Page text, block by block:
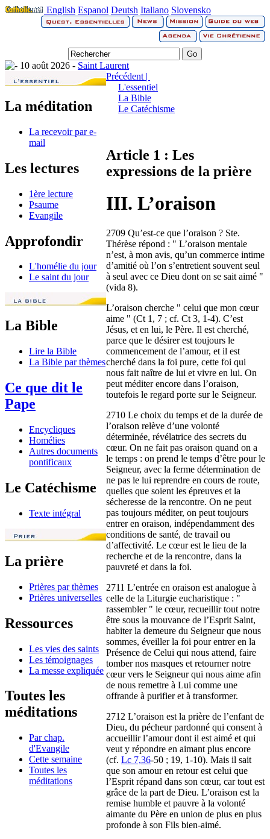
English Espanol Deutsh Italiano Slovensko
10 août 2026 - Saint Laurent
La méditation
La recevoir par e-
mail
Les lectures
1ère lecture
Psaume
Evangile
Approfondir
L'homélie du jour
Le saint du jour
La Bible
Lire la Bible
La Bible par thèmes
Ce que dit le
Pape
Encycliques
Homélies
Autres documents
pontificaux
Le Catéchisme
Texte intégral
La prière
Prières par thèmes
Prières universelles
Ressources
Les vies des saints
Les témoignages
La messe expliquée
Toutes les
méditations
Par chap.
d'Evangile
Cette semaine
Toutes les
méditations
Précédent |
L'essentiel
La Bible
Le Catéchisme
Article 1 : Les
expressions de la prière
III. L’oraison
2709 Qu’est-ce que l’oraison ? Ste.
Thérèse répond : " L’oraison mentale
n’est, à mon avis, qu’un commerce intime
d’amitié où l’on s’entretient souvent seul
à seul avec ce Dieu dont on se sait aimé "
(vida 8).
L’oraison cherche " celui que mon cœur
aime " (Ct 1, 7 ; cf. Ct 3, 1-4). C’est
Jésus, et en lui, le Père. Il est cherché,
parce que le désirer est toujours le
commencement de l’amour, et il est
cherché dans la foi pure, cette foi qui
nous fait naître de lui et vivre en lui. On
peut méditer encore dans l’oraison,
toutefois le regard porte sur le Seigneur.
2710 Le choix du temps et de la durée de
l’oraison relève d’une volonté
déterminée, révélatrice des secrets du
cœur. On ne fait pas oraison quand on a
le temps : on prend le temps d’être pour le
Seigneur, avec la ferme détermination de
ne pas le lui reprendre en cours de route,
quelles que soient les épreuves et la
sécheresse de la rencontre. On ne peut
pas toujours méditer, on peut toujours
entrer en oraison, indépendamment des
conditions de santé, de travail ou
d’affectivité. Le cœur est le lieu de la
recherche et de la rencontre, dans la
pauvreté et dans la foi.
2711 L’entrée en oraison est analogue à
celle de la Liturgie eucharistique : "
rassembler " le cœur, recueillir tout notre
être sous la mouvance de l’Esprit Saint,
habiter la demeure du Seigneur que nous
sommes, éveiller la foi pour entrer en la
Présence de Celui qui nous attend, faire
tomber nos masques et retourner notre
cœur vers le Seigneur qui nous aime afin
de nous remettre à Lui comme une
offrande à purifier et à transformer.
2712 L’oraison est la prière de l’enfant de
Dieu, du pécheur pardonné qui consent à
accueillir l’amour dont il est aimé et qui
veut y répondre en aimant plus encore
(cf. Lc 7,36-50 ; 19, 1-10). Mais il sait
que son amour en retour est celui que
l’Esprit répand dans son cœur, car tout est
grâce de la part de Dieu. L’oraison est la
remise humble et pauvre à la volonté
aimante du Père en union de plus en plus
profonde à son Fils bien-aimé.